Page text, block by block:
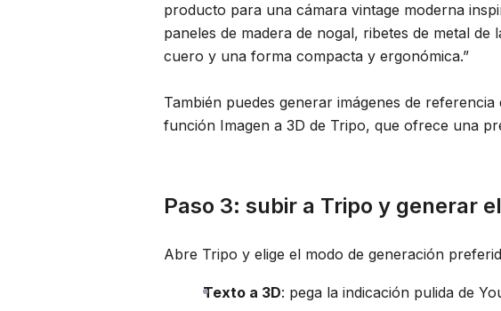
producto para una cámara vintage moderna
paneles de madera de nogal, ribetes de metal
cuero y una forma compacta y ergonómica.”
También puedes generar imágenes de
función Imagen a 3D de Tripo, que ofrece una
Paso 3: subir a Tripo y generar
Abre Tripo y elige el modo de generación
Texto a 3D: pega la indicación pulida de